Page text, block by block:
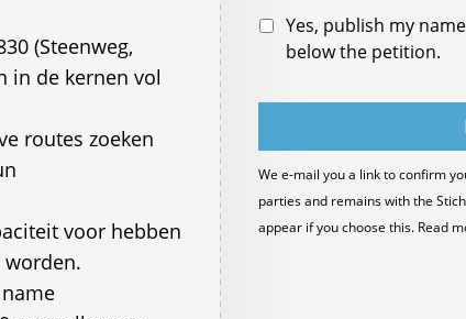
(Steenweg,
in de kernen vol
routes zoeken
voor hebben
worden.
Yes, publish my
below the petition.
We e-mail you a link to confirm
parties and remains with the
appear if you choose this. Read